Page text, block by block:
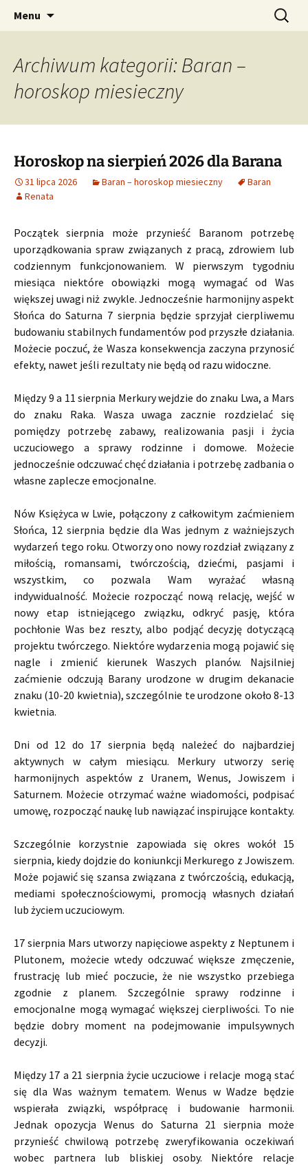
CzaroMarowy horoskop
dzienny, miesięczny i
tygodniowy
Profesjonalne przepowiednie astrologiczne
Menu Szukaj:
Archiwum kategorii: Baran –
horoskop miesieczny
Horoskop na sierpień 2026 dla Barana
31 lipca 2026 Baran – horoskop miesieczny
Baran
Renata
Początek sierpnia może przynieść Baranom potrzebę
uporządkowania spraw związanych z pracą, zdrowiem lub
codziennym funkcjonowaniem. W pierwszym tygodniu
miesiąca niektóre obowiązki mogą wymagać od Was
większej uwagi niż zwykle. Jednocześnie harmonijny aspekt
Słońca do Saturna 7 sierpnia będzie sprzyjał cierpliwemu
budowaniu stabilnych fundamentów pod przyszłe działania.
Możecie poczuć, że Wasza konsekwencja zaczyna przynosić
efekty, nawet jeśli rezultaty nie będą od razu widoczne.
Między 9 a 11 sierpnia Merkury wejdzie do znaku Lwa, a Mars
do znaku Raka. Wasza uwaga zacznie rozdzielać się
pomiędzy potrzebę zabawy, realizowania pasji i życia
uczuciowego a sprawy rodzinne i domowe. Możecie
jednocześnie odczuwać chęć działania i potrzebę zadbania o
własne zaplecze emocjonalne.
Nów Księżyca w Lwie, połączony z całkowitym zaćmieniem
Słońca, 12 sierpnia będzie dla Was jednym z ważniejszych
wydarzeń tego roku. Otworzy ono nowy rozdział związany z
miłością, romansami, twórczością, dziećmi, pasjami i
wszystkim, co pozwala Wam wyrażać własną
indywidualność. Możecie rozpocząć nową relację, wejść w
nowy etap istniejącego związku, odkryć pasję, która
pochłonie Was bez reszty, albo podjąć decyzję dotyczącą
projektu twórczego. Niektóre wydarzenia mogą pojawić się
nagle i zmienić kierunek Waszych planów. Najsilniej
zaćmienie odczują Barany urodzone w drugim dekanacie
znaku (10-20 kwietnia), szczególnie te urodzone około 8-13
kwietnia.
Dni od 12 do 17 sierpnia będą należeć do najbardziej
aktywnych w całym miesiącu. Merkury utworzy serię
harmonijnych aspektów z Uranem, Wenus, Jowiszem i
Saturnem. Możecie otrzymać ważne wiadomości, podpisać
umowę, rozpocząć naukę lub nawiązać inspirujące kontakty.
Szczególnie korzystnie zapowiada się okres wokół 15
sierpnia, kiedy dojdzie do koniunkcji Merkurego z Jowiszem.
Może pojawić się szansa związana z twórczością, edukacją,
mediami społecznościowymi, promocją własnych działań
lub życiem uczuciowym.
17 sierpnia Mars utworzy napięciowe aspekty z Neptunem i
Plutonem, możecie wtedy odczuwać większe zmęczenie,
frustrację lub mieć poczucie, że nie wszystko przebiega
zgodnie z planem. Szczególnie sprawy rodzinne i
emocjonalne mogą wymagać większej cierpliwości. To nie
będzie dobry moment na podejmowanie impulsywnych
decyzji.
Między 17 a 21 sierpnia życie uczuciowe i relacje mogą stać
się dla Was ważnym tematem. Wenus w Wadze będzie
wspierała związki, współpracę i budowanie harmonii.
Jednak opozycja Wenus do Saturna 21 sierpnia może
przynieść chwilową potrzebę zweryfikowania oczekiwań
wobec partnera lub bliskiej osoby. Niektóre relacje